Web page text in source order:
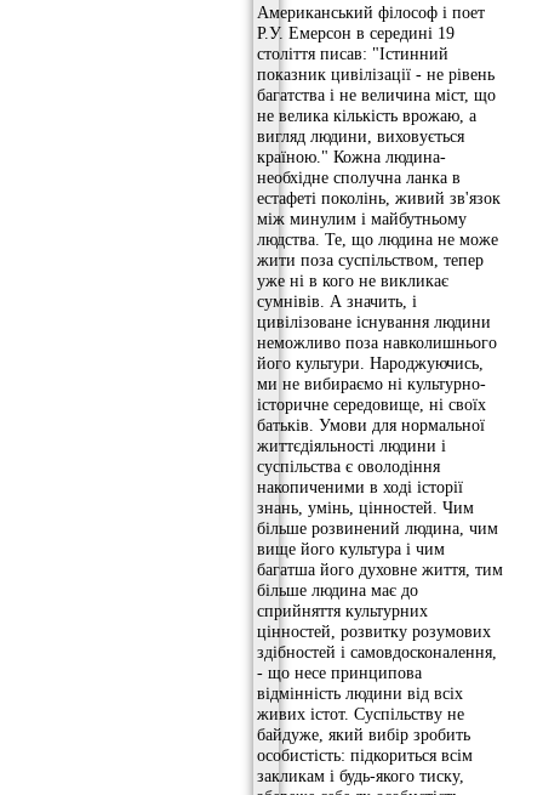
Американський філософ і поет
Р.У. Емерсон в середині 19
століття писав: "Істинний
показник цивілізації - не рівень
багатства і не величина міст, що
не велика кількість врожаю, а
вигляд людини, виховується
країною." Кожна людина-
необхідне сполучна ланка в
естафеті поколінь, живий зв'язок
між минулим і майбутньому
людства. Те, що людина не може
жити поза суспільством, тепер
уже ні в кого не викликає
сумнівів. А значить, і
цивілізоване існування людини
неможливо поза навколишнього
його культури. Народжуючись,
ми не вибираємо ні культурно-
історичне середовище, ні своїх
батьків. Умови для нормальної
життєдіяльності людини і
суспільства є оволодіння
накопиченими в ході історії
знань, умінь, цінностей. Чим
більше розвинений людина, чим
вище його культура і чим
багатша його духовне життя, тим
більше людина має до
сприйняття культурних
цінностей, розвитку розумових
здібностей і самовдосконалення,
- що несе принципова
відмінність людини від всіх
живих істот. Суспільству не
байдуже, який вибір зробить
особистість: підкориться всім
закликам і будь-якого тиску,